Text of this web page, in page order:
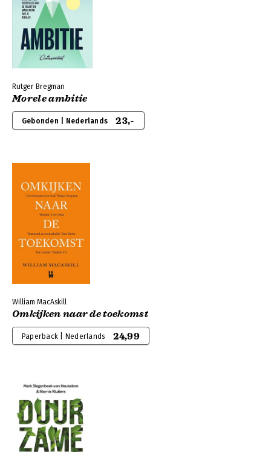
Rutger Bregman
Morele ambitie
Gebonden | Nederlands 23,-
William MacAskill
Omkijken naar de toekomst
Paperback | Nederlands 24,99